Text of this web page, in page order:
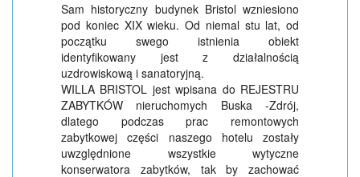
Sam historyczny budynek Bristol wzniesiono
pod koniec XIX wieku. Od niemal stu lat, od
początku swego istnienia obiekt
identyfikowany jest z działalnością
uzdrowiskową i sanatoryjną.
WILLA BRISTOL jest wpisana do REJESTRU
ZABYTKÓW nieruchomych Buska -Zdrój,
dlatego podczas prac remontowych
zabytkowej części naszego hotelu zostały
uwzględnione wszystkie wytyczne
konserwatora zabytków, tak by zachować